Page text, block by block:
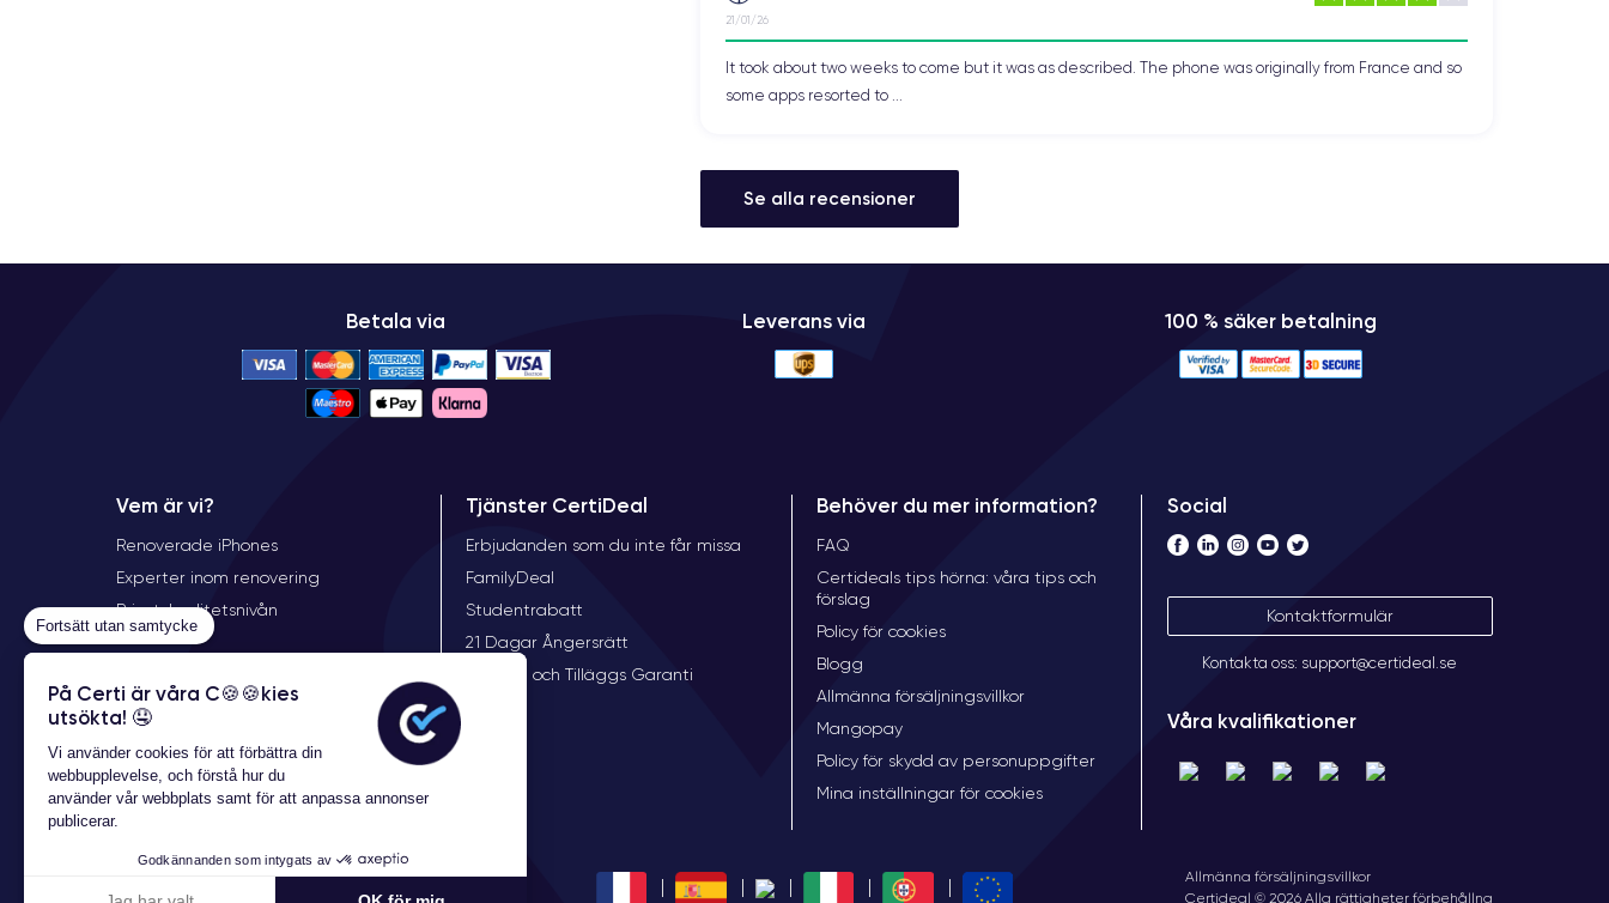
21/01/26
It took about two weeks to come but it was as described. The phone was originally from France and so
some apps resorted to ...
Se alla recensioner
Betala via Leverans via 100 % säker betalning
Vem är vi?
Renoverade iPhones
Experter inom renovering
Priset, kvalitetsnivån
Tjänster CertiDeal
Erbjudanden som du inte får missa
FamilyDeal
Studentrabatt
21 Dagar Ångersrätt
Garanti och Tilläggs Garanti
Behöver du mer information?
FAQ
Certideals tips hörna: våra tips och
förslag
Policy för cookies
Blogg
Allmänna försäljningsvillkor
Mangopay
Policy för skydd av personuppgifter
Mina inställningar för cookies
Social
Kontaktformulär
Kontakta oss: support@certideal.se
Våra kvalifikationer
Allmänna försäljningsvillkor
Certideal © 2026 Alla rättigheter förbehållna
Fortsätt utan samtycke
På Certi är våra C🍪🍪kies
utsökta! 🤤
Vi använder cookies för att förbättra din
webbupplevelse, och förstå hur du
använder vår webbplats samt för att anpassa annonser
publicerar.
Godkännanden som intygats av